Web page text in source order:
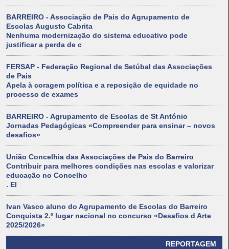
BARREIRO - Associação de Pais do Agrupamento de
Escolas Augusto Cabrita
Nenhuma modernização do sistema educativo pode
justificar a perda de c
FERSAP - Federação Regional de Setúbal das Associações
de Pais
Apela à coragem política e a reposição de equidade no
processo de exames
BARREIRO - Agrupamento de Escolas de St António
Jornadas Pedagógicas «Compreender para ensinar – novos
desafios»
União Concelhia das Associações de Pais do Barreiro
Contribuir para melhores condições nas escolas e valorizar
educação no Concelho
. El
Ivan Vasco aluno do Agrupamento de Escolas do Barreiro
Conquista 2.º lugar nacional no concurso «Desafios d Arte
2025/2026»
REPORTAGEM